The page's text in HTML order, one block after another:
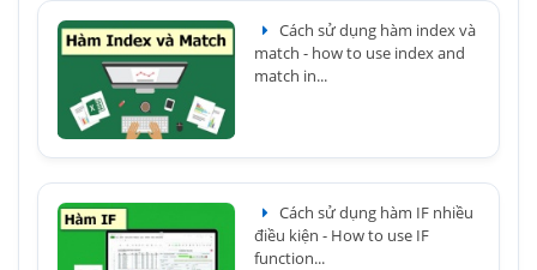
Cách sử dụng hàm index và
match - how to use index and
match in...
Cách sử dụng hàm IF nhiều
điều kiện - How to use IF
function...